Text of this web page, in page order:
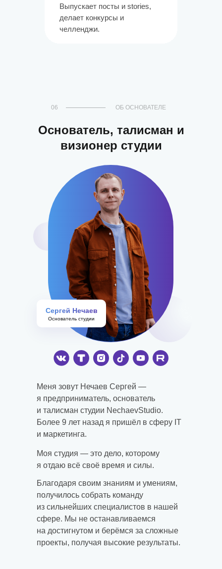
Выпускает посты и stories,
делает конкурсы и
челленджи.
06 ОБ ОСНОВАТЕЛЕ
Меня зовут Нечаев Сергей —
я предприниматель, основатель
и талисман студии NechaevStudio.
Более 9 лет назад я пришёл в сферу IT
и маркетинга.
Моя студия — это дело, которому
я отдаю всё своё время и силы.
Благодаря своим знаниям и умениям,
получилось собрать команду
из сильнейших специалистов в нашей
сфере. Мы не останавливаемся
на достигнутом и берёмся за сложные
проекты, получая высокие результаты.
Сергей Нечаев
Основатель студии
Основатель, талисман и
визионер студии